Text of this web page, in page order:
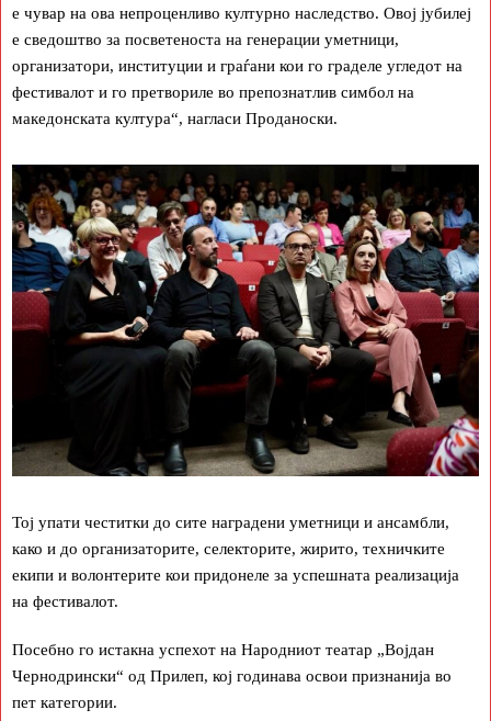
е чувар на ова непроценливо културно наследство. Овој јубилеј
е сведоштво за посветеноста на генерации уметници,
организатори, институции и граѓани кои го граделе угледот на
фестивалот и го претвориле во препознатлив симбол на
македонската култура“, нагласи Проданоски.
Тој упати честитки до сите наградени уметници и ансамбли,
како и до организаторите, селекторите, жирито, техничките
екипи и волонтерите кои придонеле за успешната реализација
на фестивалот.
Посебно го истакна успехот на Народниот театар „Војдан
Чернодрински“ од Прилеп, кој годинава освои признанија во
пет категории.